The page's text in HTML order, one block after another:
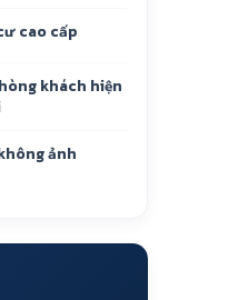
cao cấp
khách hiện
ảnh